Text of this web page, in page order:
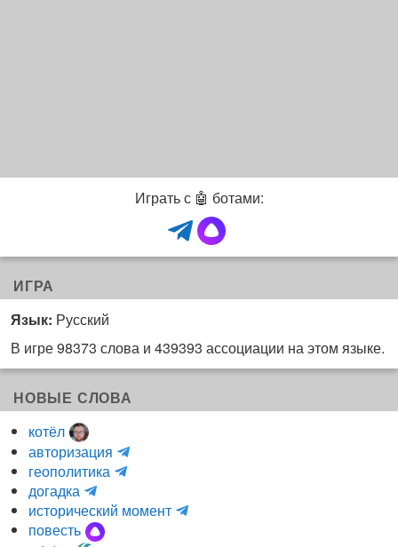
Играть с 🤖 ботами:
ИГРА
Язык: Русский
В игре 98373 слова и 439393 ассоциации на этом языке.
НОВЫЕ СЛОВА
котёл
авторизация
и
о
геополитика
H
d
догадка
m
a
r
исторический момент
и
повесть